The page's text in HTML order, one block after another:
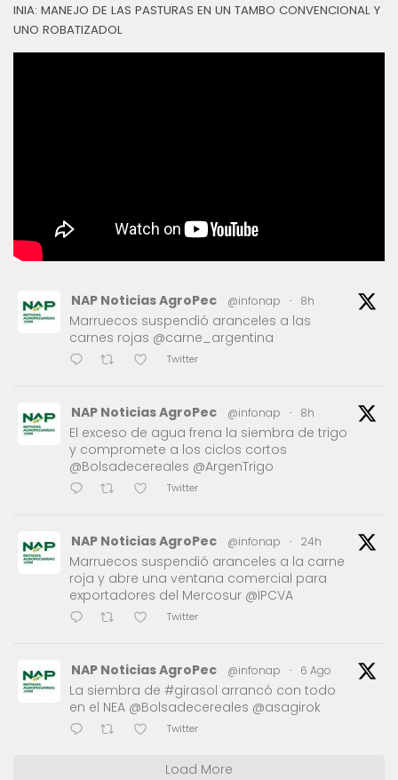
INIA: MANEJO DE LAS PASTURAS EN UN TAMBO CONVENCIONAL Y
UNO ROBATIZADOL
NAP Noticias AgroPec @infonap · 8h
Marruecos suspendió aranceles a las
carnes rojas @carne_argentina
Twitter
NAP Noticias AgroPec @infonap · 8h
El exceso de agua frena la siembra de trigo
y compromete a los ciclos cortos
@Bolsadecereales @ArgenTrigo
Twitter
NAP Noticias AgroPec @infonap · 24h
Marruecos suspendió aranceles a la carne
roja y abre una ventana comercial para
exportadores del Mercosur @IPCVA
Twitter
NAP Noticias AgroPec @infonap · 6 Ago
La siembra de #girasol arrancó con todo
en el NEA @Bolsadecereales @asagirok
Twitter
Load More